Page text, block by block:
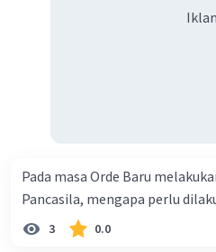
Iklan
Pada masa Orde Baru
Pancasila, mengapa perlu
3 0.0